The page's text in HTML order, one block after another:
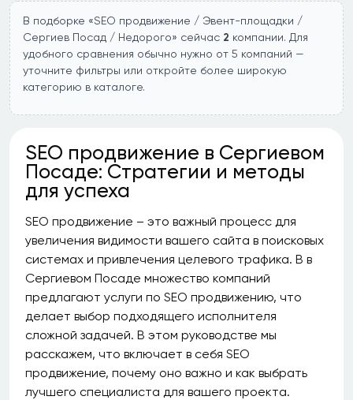
В подборке «SEO продвижение / Эвент-площадки /
Сергиев Посад / Недорого» сейчас 2 компании. Для
удобного сравнения обычно нужно от 5 компаний —
уточните фильтры или откройте более широкую
категорию в каталоге.
SEO продвижение в Сергиевом
Посаде: Стратегии и методы
для успеха
SEO продвижение – это важный процесс для
увеличения видимости вашего сайта в поисковых
системах и привлечения целевого трафика. В в
Сергиевом Посаде множество компаний
предлагают услуги по SEO продвижению, что
делает выбор подходящего исполнителя
сложной задачей. В этом руководстве мы
расскажем, что включает в себя SEO
продвижение, почему оно важно и как выбрать
лучшего специалиста для вашего проекта.